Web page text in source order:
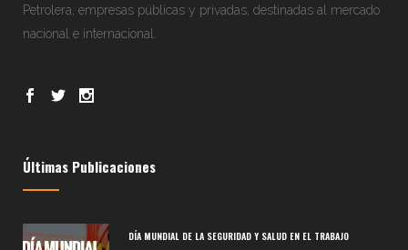
Petrolera, empresas públicas y privadas, destinadas al mercado
nacional e internacional.
Últimas Publicaciones
DÍA MUNDIAL DE LA SEGURIDAD Y SALUD EN EL TRABAJO